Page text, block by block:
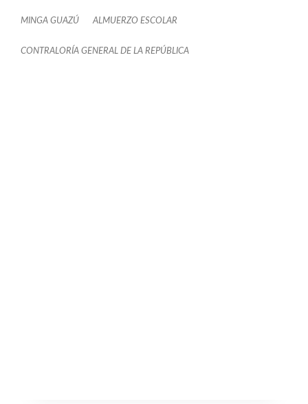
MINGA GUAZÚ ALMUERZO ESCOLAR
CONTRALORÍA GENERAL DE LA REPÚBLICA